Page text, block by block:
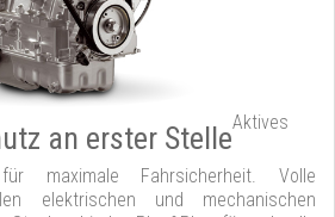
an erster StelleAktives
für maximale Fahrsicherheit. Volle
elektrischen und mechanischen